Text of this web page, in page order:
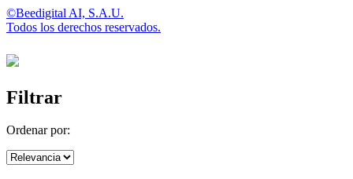
©Beedigital AI, S.A.U.
Todos los derechos reservados.
Filtrar
Ordenar por: